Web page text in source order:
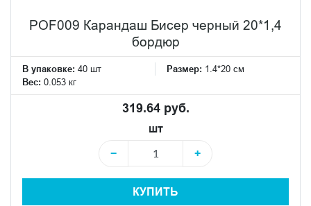
POF009 Карандаш Бисер черный 20*1,4
бордюр
В упаковке: 40 шт Размер: 1.4*20 см
Вес: 0.053 кг
319.64 руб.
шт
−
+
КУПИТЬ